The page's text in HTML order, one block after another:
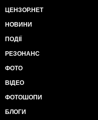
ЦЕНЗОР.НЕТ
НОВИНИ
ПОДІЇ
РЕЗОНАНС
ФОТО
ВІДЕО
ФОТОШОПИ
БЛОГИ